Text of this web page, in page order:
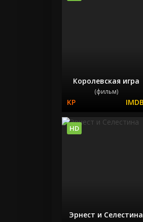
Королевская игра
(фильм)
Эрнест и Селестина
HD